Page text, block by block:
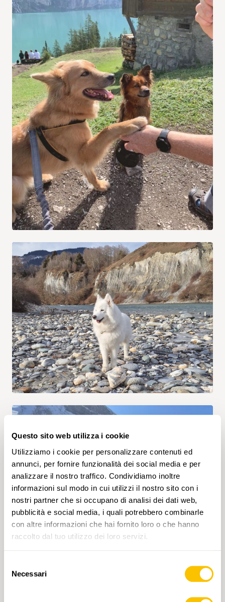
Questo sito web utilizza i cookie
Utilizziamo i cookie per personalizzare contenuti ed
annunci, per fornire funzionalità dei social media e per
analizzare il nostro traffico. Condividiamo inoltre
informazioni sul modo in cui utilizzi il nostro sito con i
nostri partner che si occupano di analisi dei dati web,
pubblicità e social media, i quali potrebbero combinarle
con altre informazioni che hai fornito loro o che hanno
raccolto dal tuo utilizzo dei loro servizi.
delNecessari